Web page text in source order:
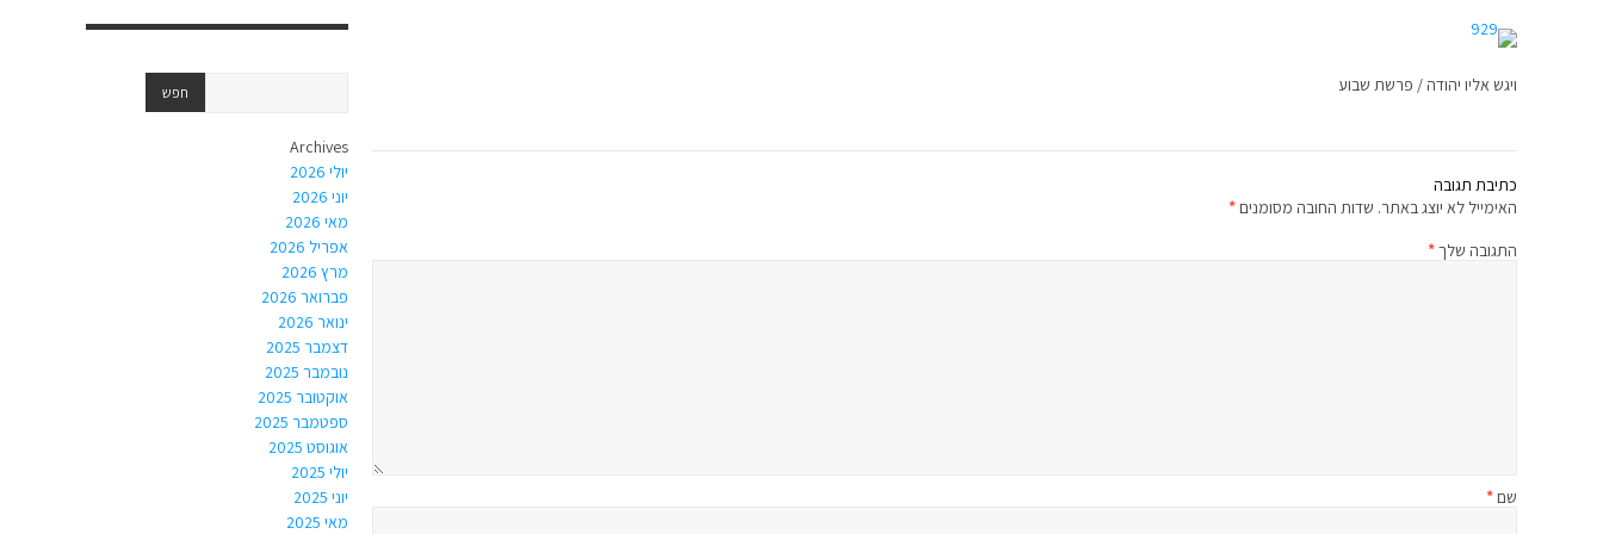
ויגש אליו יהודה / פרשת שבוע
כתיבת תגובה
האימייל לא יוצג באתר. שדות החובה מסומנים*
התגובה שלך*
שם*
Archives
יולי 2026
יוני 2026
מאי 2026
אפריל 2026
מרץ 2026
פברואר 2026
ינואר 2026
דצמבר 2025
נובמבר 2025
אוקטובר 2025
ספטמבר 2025
אוגוסט 2025
יולי 2025
יוני 2025
מאי 2025